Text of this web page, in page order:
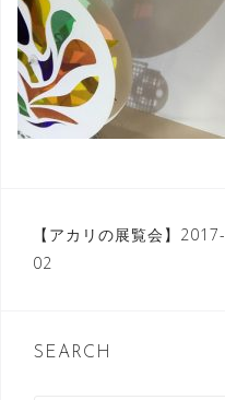
投
稿
ビ
【アカリの展覧会】2017-
02
SEARCH